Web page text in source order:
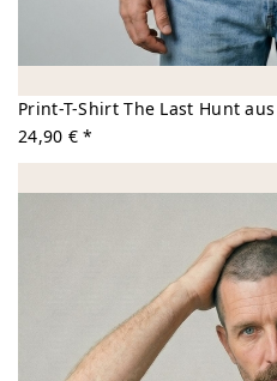
Print-T-Shirt The Last Hunt
24,90 € *